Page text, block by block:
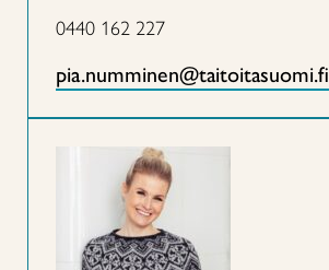
0440 162 227
pia.numminen@taitoitasuomi.fi